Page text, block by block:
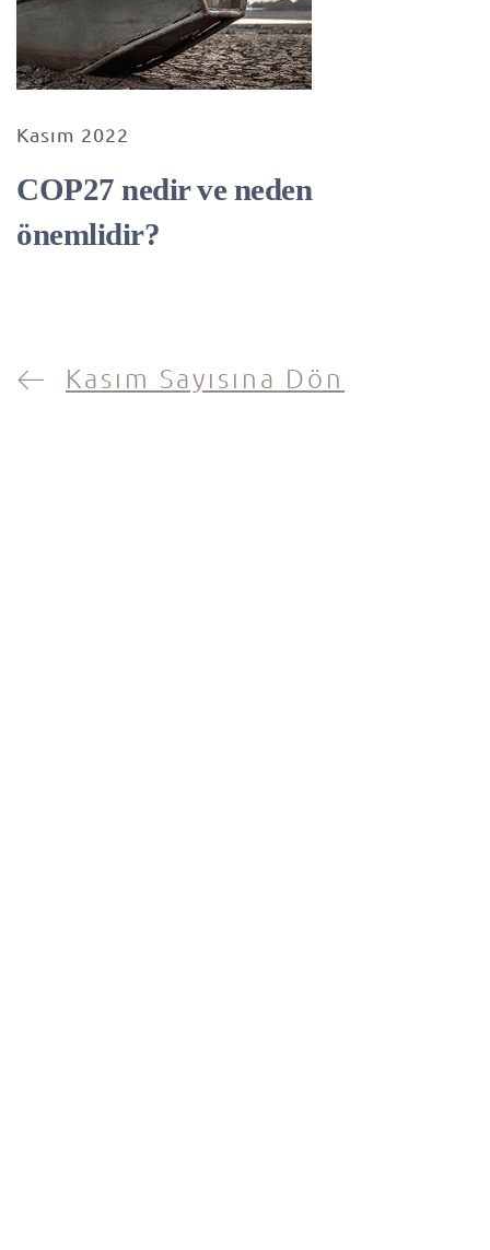
Kasım 2022
COP27 nedir ve neden
önemlidir?
Kasım Sayısına Dön